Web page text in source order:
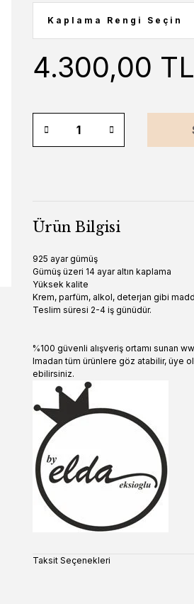
4.300,00 TL
Ürün Bilgisi
925 ayar gümüş
Gümüş üzeri 14 ayar altın kaplama
Yüksek kalite
Krem, parfüm, alkol, deterjan gibi
Teslim süresi 2-4 iş günüdür.
%100 güvenli alışveriş ortamı sunan
lmadan tüm ürünlere göz atabilir, üye
ebilirsiniz.
Taksit Seçenekleri